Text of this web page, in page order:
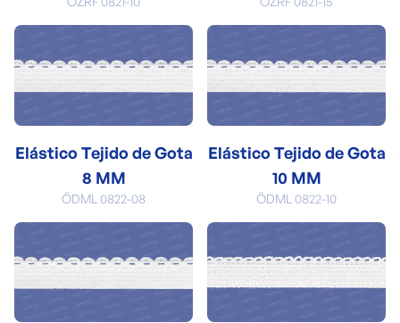
Elástico Tejido de Gota
8 MM
ÖDML 0822-08
Elástico Tejido de Gota
10 MM
ÖDML 0822-10